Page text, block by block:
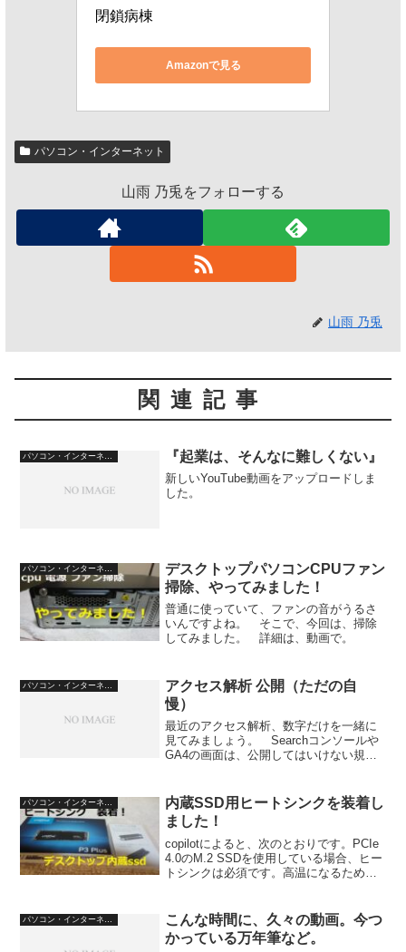
閉鎖病棟
Amazonで見る
パソコン・インターネット
山雨 乃兎をフォローする
山雨 乃兎
関連記事
『起業は、そんなに難しくない』
新しいYouTube動画をアップロードしま
した。
デスクトップパソコンCPUファン
掃除、やってみました！
普通に使っていて、ファンの音がうるさ
いんですよね。 そこで、今回は、掃除
してみました。 詳細は、動画で。
アクセス解析 公開（ただの自
慢）
最近のアクセス解析、数字だけを一緒に
見てみましょう。 Searchコンソールや
GA4の画面は、公開してはいけない規定
2024年8月21日のデータ。 UU...
パソコン・インターネット
内蔵SSD用ヒートシンクを装着し
ました！
copilotによると、次のとおりです。PCIe
4.0のM.2 SSDを使用している場合、ヒー
トシンクは必須です。高温になるため、
クを取り付けました。 あくまでも工
程...
パソコン・インターネット
こんな時間に、久々の動画。今つ
かっている万年筆など。